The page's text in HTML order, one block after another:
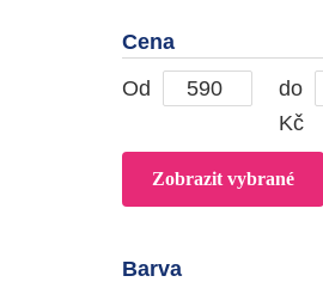
Cena
Od
do
Kč
Barva